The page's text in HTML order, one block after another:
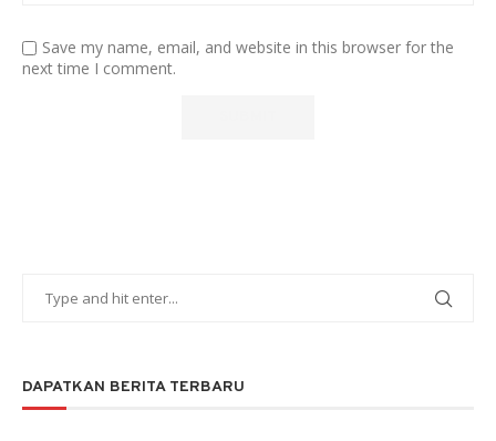
Save my name, email, and website in this browser for the
next time I comment.
DAPATKAN BERITA TERBARU